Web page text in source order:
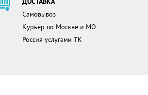
Самовывоз
Курьер по Москве и МО
Россия услугами ТК